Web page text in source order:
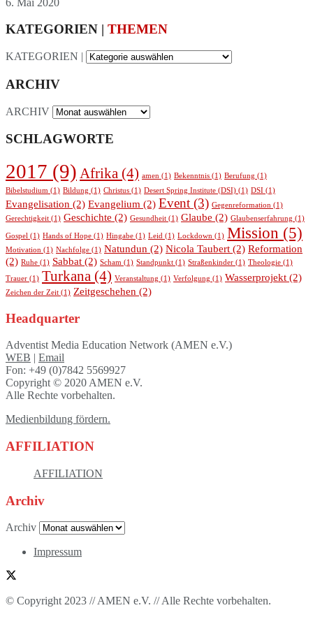
KATEGORIEN | THEMEN
KATEGORIEN |
ARCHIV
ARCHIV
SCHLAGWORTE
2017 (9) Afrika (4) amen (1) Bekenntnis (1) Berufung (1)
Bibelstudium (1) Bildung (1) Christus (1) Desert Spring Institute (DSI) (1) DSI (1)
Evangelisation (2) Evangelium (2) Event (3) Gegenreformation (1)
Gerechtigkeit (1) Geschichte (2) Gesundheit (1) Glaube (2) Glaubenserfahrung (1)
Gospel (1) Hands of Hope (1) Hingabe (1) Leid (1) Lockdown (1) Mission (5)
Motivation (1) Nachfolge (1) Natundun (2) Nicola Taubert (2) Reformation
(2) Ruhe (1) Sabbat (2) Scham (1) Standpunkt (1) Straßenkinder (1) Theologie (1)
Trauer (1) Turkana (4) Veranstaltung (1) Verfolgung (1) Wasserprojekt (2)
Zeichen der Zeit (1) Zeitgeschehen (2)
Headquarter
Adventist Media Education Network (AMEN e.V.)
WEB | Email
Fon: +49 (0)7842 5569927
Copyright © 2020 AMEN e.V.
Alle Rechte vorbehalten.
Medienbildung fördern.
AFFILIATION
AFFILIATION
Archiv
Archiv
Impressum
© Copyright 2023 // AMEN e.V. // Alle Rechte vorbehalten.